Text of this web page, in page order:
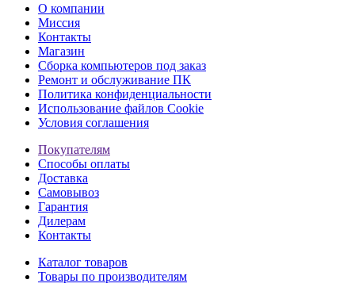
О компании
Миссия
Контакты
Магазин
Сборка компьютеров под заказ
Ремонт и обслуживание ПК
Политика конфиденциальности
Использование файлов Cookie
Условия соглашения
Покупателям
Способы оплаты
Доставка
Самовывоз
Гарантия
Дилерам
Контакты
Каталог товаров
Товары по производителям